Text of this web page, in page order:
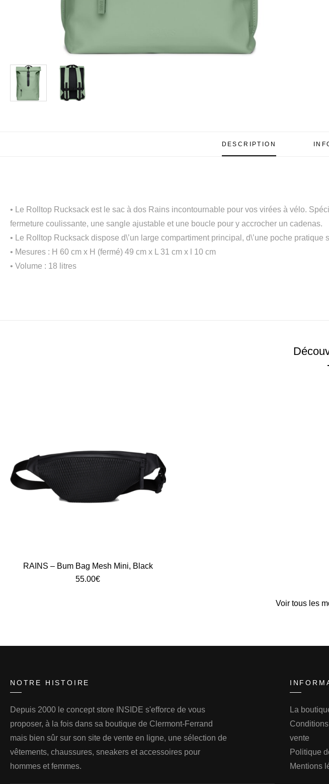
DESCRIPTION
• Le Rolltop Rucksack est le sac à dos Rains incontournable pour vos virées à vélo.
fermeture coulissante, une sangle ajustable et une boucle pour y accrocher un cadenas.
• Le Rolltop Rucksack dispose d\’un large compartiment principal, d\’une poche
• Mesures : H 60 cm x H (fermé) 49 cm x L 31 cm x l 10 cm
• Volume : 18 litres
RAINS – Bum Bag Mesh Mini, Black
55.00€
Voir tous les
NOTRE HISTOIRE
Depuis 2000 le concept store INSIDE s'efforce de vous
proposer, à la fois dans sa boutique de Clermont-Ferrand
mais bien sûr sur son site de vente en ligne, une sélection de
vêtements, chaussures, sneakers et accessoires pour
hommes et femmes.
La
vente
Politique
Mentions